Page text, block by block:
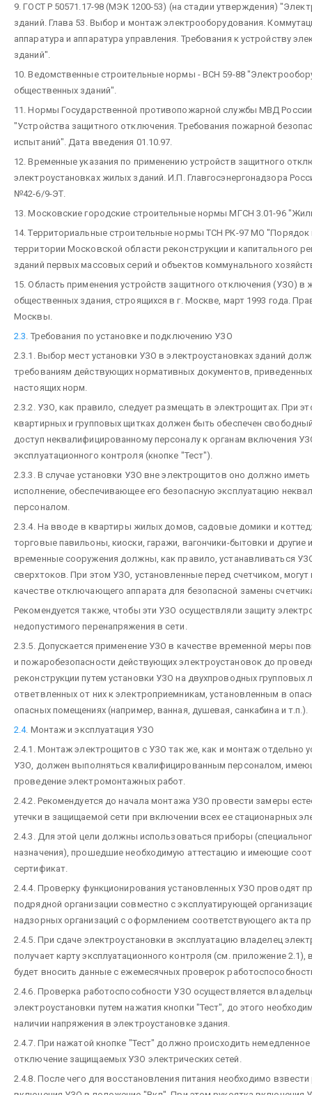
9. ГОСТ Р 50571.17-98 (МЭК 1200-53) (на стадии утверждения)
зданий. Глава 53. Выбор и монтаж электрооборудования.
аппаратура и аппаратура управления. Требования к устройству
зданий".
10. Ведомственные строительные нормы - ВСН 59-88
общественных зданий".
11. Нормы Государственной противопожарной службы МВД
"Устройства защитного отключения. Требования пожарной
испытаний". Дата введения 01.10.97.
12. Временные указания по применению устройств защитного
электроустановках жилых зданий. И.П. Главгосэнергонадзора
№42-6/9-ЭТ.
13. Московские городские строительные нормы МГСН 3.01-96
14. Территориальные строительные нормы ТСН РК-97 МО "Порядок
территории Московской области реконструкции и капитального
зданий первых массовых серий и объектов коммунального
15. Область применения устройств защитного отключения (УЗО) в
общественных здания, строящихся в г. Москве, март 1993 года.
Москвы.
2.3 . Требования по установке и подключению УЗО
2.3.1. Выбор мест установки УЗО в электроустановках зданий
требованиям действующих нормативных документов,
настоящих норм.
2.3.2. УЗО, как правило, следует размещать в электрощитах. При
квартирных и групповых щитках должен быть обеспечен
доступ неквалифицированному персоналу к органам включения
эксплуатационного контроля (кнопке "Тест").
2.3.3. В случае установки УЗО вне электрощитов оно должно иметь
исполнение, обеспечивающее его безопасную эксплуатацию
персоналом.
2.3.4. На вводе в квартиры жилых домов, садовые домики и
торговые павильоны, киоски, гаражи, вагончики-бытовки и другие
временные сооружения должны, как правило, устанавливаться
сверхтоков. При этом УЗО, установленные перед счетчиком, могут
качестве отключающего аппарата для безопасной замены
Рекомендуется также, чтобы эти УЗО осуществляли защиту
недопустимого перенапряжения в сети.
2.3.5. Допускается применение УЗО в качестве временной меры
и пожаробезопасности действующих электроустановок до
реконструкции путем установки УЗО на двухпроводных групповых
ответвленных от них к электроприемникам, установленным в
опасных помещениях (например, ванная, душевая, санкабина и т.п.).
2.4. Монтаж и эксплуатация УЗО
2.4.1. Монтаж электрощитов с УЗО так же, как и монтаж отдельно
УЗО, должен выполняться квалифицированным персоналом,
проведение электромонтажных работ.
2.4.2. Рекомендуется до начала монтажа УЗО провести замеры
утечки в защищаемой сети при включении всех ее стационарных
2.4.3. Для этой цели должны использоваться приборы
назначения), прошедшие необходимую аттестацию и имеющие
сертификат.
2.4.4. Проверку функционирования установленных УЗО проводят
подрядной организации совместно с эксплуатирующей
надзорных организаций с оформлением соответствующего акта
2.4.5. При сдаче электроустановки в эксплуатацию владелец
получает карту эксплуатационного контроля (см. приложение 2.1),
будет вносить данные с ежемесячных проверок
2.4.6. Проверка работоспособности УЗО осуществляется
электроустановки путем нажатия кнопки "Тест", до этого
наличии напряжения в электроустановке здания.
2.4.7. При нажатой кнопке "Тест" должно происходить
отключение защищаемых УЗО электрических сетей.
2.4.8. После чего для восстановления питания необходимо взвести